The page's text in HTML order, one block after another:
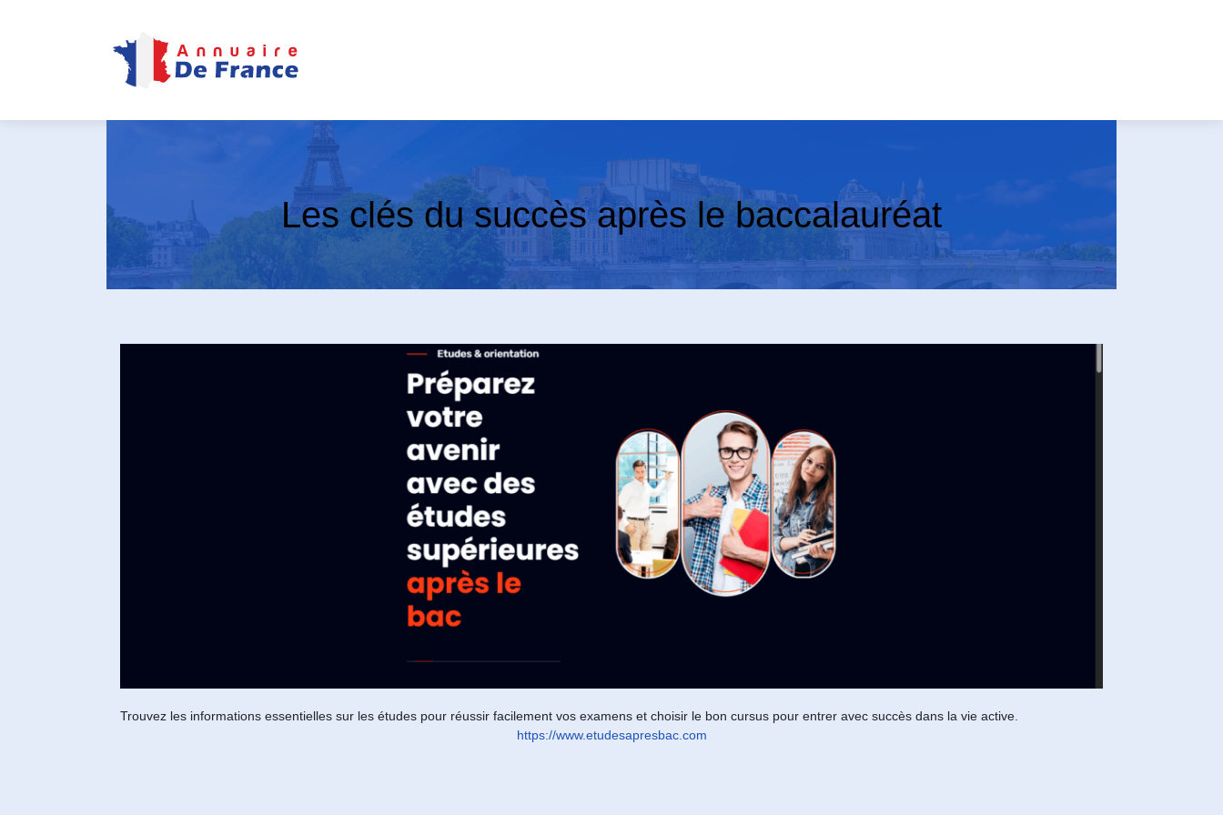
Les clés du succès après le baccalauréat
Trouvez les informations essentielles sur les études pour réussir facilement vos examens et choisir le bon cursus pour entrer avec succès dans la vie active.
https://www.etudesapresbac.com